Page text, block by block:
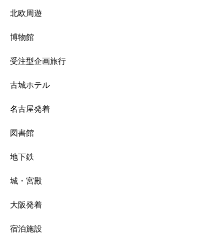
北欧周遊
博物館
受注型企画旅行
古城ホテル
名古屋発着
図書館
地下鉄
城・宮殿
大阪発着
宿泊施設